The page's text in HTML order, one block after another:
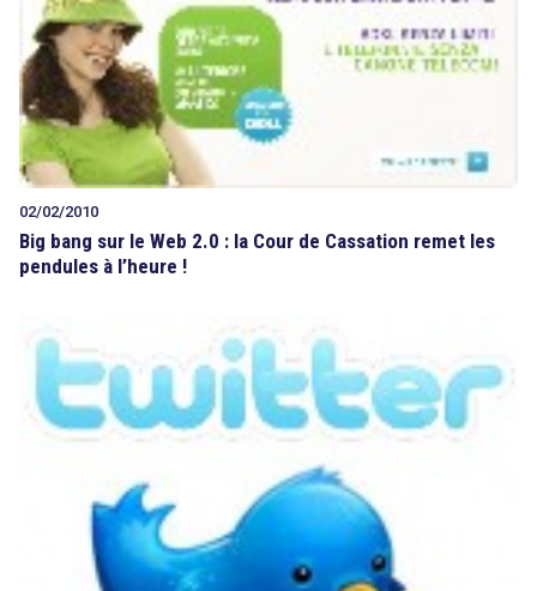
02/02/2010
Big bang sur le Web 2.0 : la Cour de Cassation remet les
pendules à l’heure !